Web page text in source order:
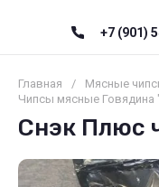
+7 (901)
Главная / Мясные
Чипсы мясные Говядина
Снэк Плюс